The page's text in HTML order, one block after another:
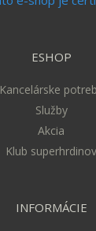
ESHOP
Kancelárske
Služby
Akcia
Klub superhrdinov
INFORMÁCIE